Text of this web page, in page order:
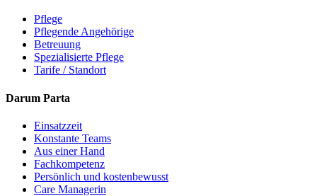
Pflege
Pflegende Angehörige
Betreuung
Spezialisierte Pflege
Tarife / Standort
Darum Parta
Einsatzzeit
Konstante Teams
Aus einer Hand
Fachkompetenz
Persönlich und kostenbewusst
Care Managerin